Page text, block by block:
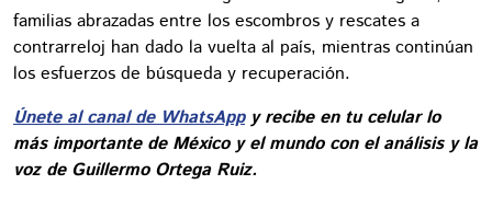
familias abrazadas entre los escombros y rescates a
contrarreloj han dado la vuelta al país, mientras continúan
los esfuerzos de búsqueda y recuperación.
Únete al canal de WhatsAppy recibe en tu celular lo
más importante de México y el mundo con el análisis y la
voz de Guillermo Ortega Ruiz.